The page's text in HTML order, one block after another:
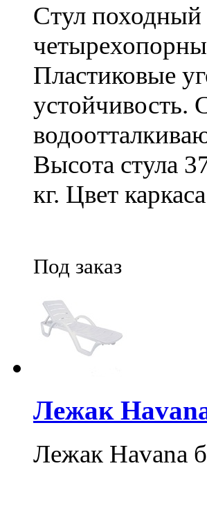
Стул походный
Пластиковые
устойчивость.
Высота стула
кг. Цвет
Под заказ
Лежак
Лежак Havana